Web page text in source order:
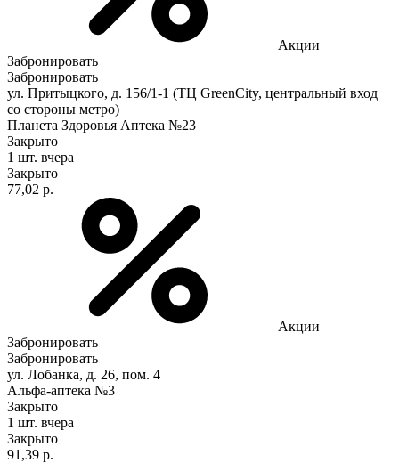
Акции
Забронировать
Забронировать
ул. Притыцкого, д. 156/1-1 (ТЦ GreenCity, центральный вход
со стороны метро)
Планета Здоровья Аптека №23
Закрыто
1 шт. вчера
Закрыто
77,02 р.
Акции
Забронировать
Забронировать
ул. Лобанка, д. 26, пом. 4
Альфа-аптека №3
Закрыто
1 шт. вчера
Закрыто
91,39 р.